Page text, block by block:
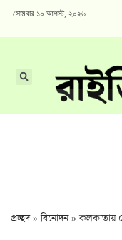
সোমবার ১০ আগস্ট, ২০২৬
প্রচ্ছদ»বিনোদন»কলকাতায়